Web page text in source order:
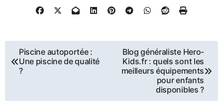
Navigation
de
Piscine autoportée :
Une piscine de qualité
?
Blog généraliste Hero-
Kids.fr : quels sont les
meilleurs équipements
pour enfants
disponibles ?